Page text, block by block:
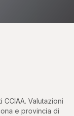
Valutazioni
e provincia di